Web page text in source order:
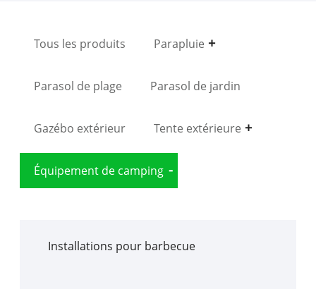
Tous les produits Parapluie
Parasol de plage Parasol de jardin
Gazébo extérieur Tente extérieure
Équipement de camping
Installations pour barbecue